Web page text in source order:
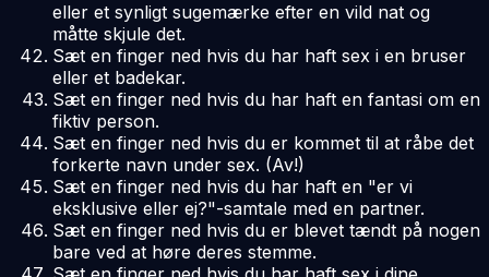
eller et synligt sugemærke efter en vild nat og
måtte skjule det.
Sæt en finger ned hvis du har haft sex i en bruser
eller et badekar.
Sæt en finger ned hvis du har haft en fantasi om en
fiktiv person.
Sæt en finger ned hvis du er kommet til at råbe det
forkerte navn under sex. (Av!)
Sæt en finger ned hvis du har haft en "er vi
eksklusive eller ej?"-samtale med en partner.
Sæt en finger ned hvis du er blevet tændt på nogen
bare ved at høre deres stemme.